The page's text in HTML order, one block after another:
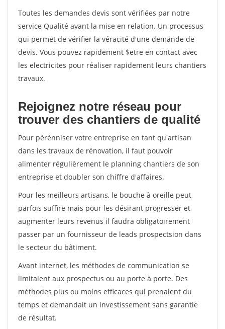
Toutes les demandes devis sont vérifiées par notre
service Qualité avant la mise en relation. Un processus
qui permet de vérifier la véracité d'une demande de
devis. Vous pouvez rapidement $etre en contact avec
les electricites pour réaliser rapidement leurs chantiers
travaux.
Rejoignez notre réseau pour
trouver des chantiers de qualité
Pour pérénniser votre entreprise en tant qu'artisan
dans les travaux de rénovation, il faut pouvoir
alimenter régulièrement le planning chantiers de son
entreprise et doubler son chiffre d'affaires.
Pour les meilleurs artisans, le bouche à oreille peut
parfois suffire mais pour les désirant progresser et
augmenter leurs revenus il faudra obligatoirement
passer par un fournisseur de leads prospectsion dans
le secteur du bâtiment.
Avant internet, les méthodes de communication se
limitaient aux prospectus ou au porte à porte. Des
méthodes plus ou moins efficaces qui prenaient du
temps et demandait un investissement sans garantie
de résultat.